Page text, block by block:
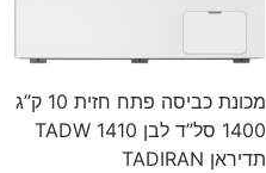
מכונת כביסה פתח חזית 10 ק”ג
1400 סל”ד לבן TADW 1410
תדיראן TADIRAN